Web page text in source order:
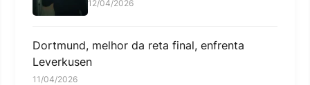
12/04/2026
Dortmund, melhor da reta final, enfrenta
Leverkusen
11/04/2026